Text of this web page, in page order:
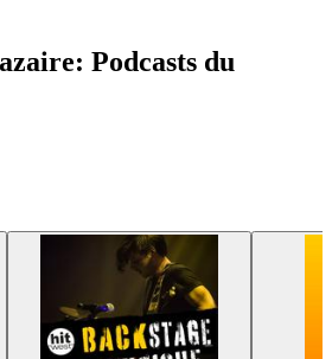
Podcasts du